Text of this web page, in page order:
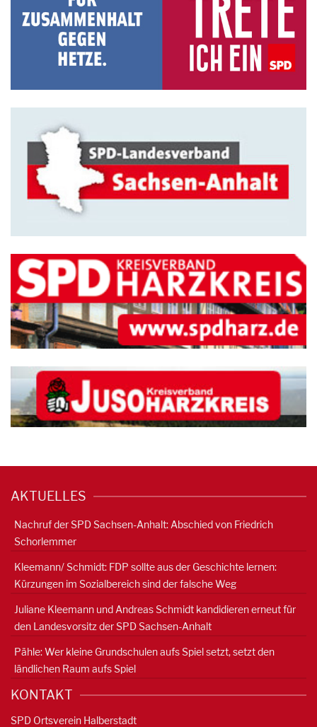
AKTUELLES
Nachruf der SPD Sachsen-Anhalt: Abschied von Friedrich
Schorlemmer
Kleemann/ Schmidt: FDP sollte aus der Geschichte lernen:
Kürzungen im Sozialbereich sind der falsche Weg
Juliane Kleemann und Andreas Schmidt kandidieren erneut für
den Landesvorsitz der SPD Sachsen-Anhalt
Pähle: Wer kleine Grundschulen aufs Spiel setzt, setzt den
ländlichen Raum aufs Spiel
KONTAKT
SPD Ortsverein Halberstadt